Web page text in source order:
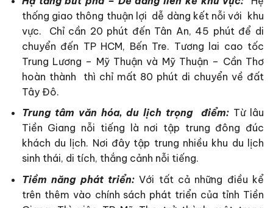
thống giao thông thuận lợi dễ dàng kết nỗi với khu
vực. Chỉ cần 20 phút đến Tân An, 45 phút để di
chuyển đến TP HCM, Bến Tre. Tương lai cao tốc
Trung Lương – Mỹ Thuận và Mỹ Thuận – Cần Thơ
hoàn thành thì chỉ mất 80 phút di chuyển về đất
Tây Đô.
Trung tâm văn hóa, du lịch trọng điểm: Từ lâu
Tiền Giang nỗi tiếng là nơi tập trung đông đúc
khách du lịch. Nơi đây tập trung nhiều khu du lịch
sinh thái, di tích, thắng cảnh nỗi tiếng.
Tiềm năng phát triển:Với tất cả những điều kể
trên thêm vào chính sách phát triển của tỉnh Tiền